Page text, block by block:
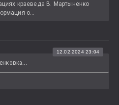
краеведа В. Мартыненко
о...
12.02.2024 23:04